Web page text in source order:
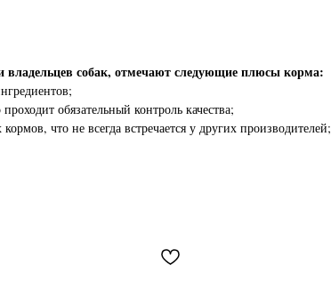
собак, отмечают следующие плюсы корма:
обязательный контроль качества;
что не всегда встречается у других производителей;